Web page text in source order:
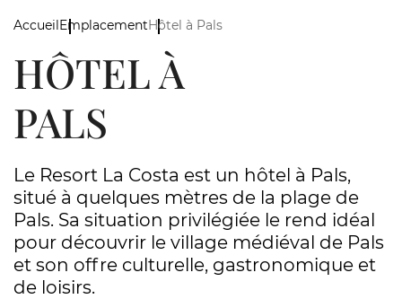
AccueilEmplacementHôtel à Pals
HÔTEL À
PALS
Le Resort La Costa est un hôtel à Pals,
situé à quelques mètres de la plage de
Pals. Sa situation privilégiée le rend idéal
pour découvrir le village médiéval de Pals
et son offre culturelle, gastronomique et
de loisirs.